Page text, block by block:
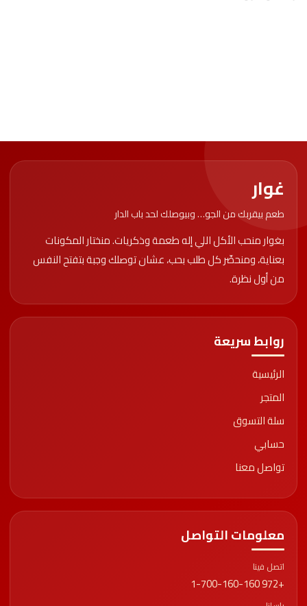
غوار
طعم بيقربك من الجو… وبيوصلك لحد باب الدار
بغوار منحب الأكل اللي إله طعمة وذكريات. منختار المكونات
بعناية، ومنحضّر كل طلب بحب، عشان توصلك وجبة بتفتح النفس
من أول نظرة.
روابط سريعة
الرئيسية
المتجر
سلة التسوق
حسابي
تواصل معنا
معلومات التواصل
اتصل فينا
+972 1-700-160-160